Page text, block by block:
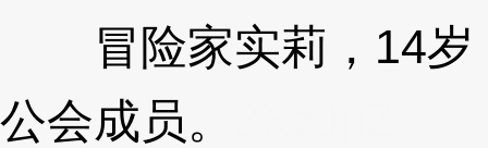
冒险家实莉，14岁
公会成员。